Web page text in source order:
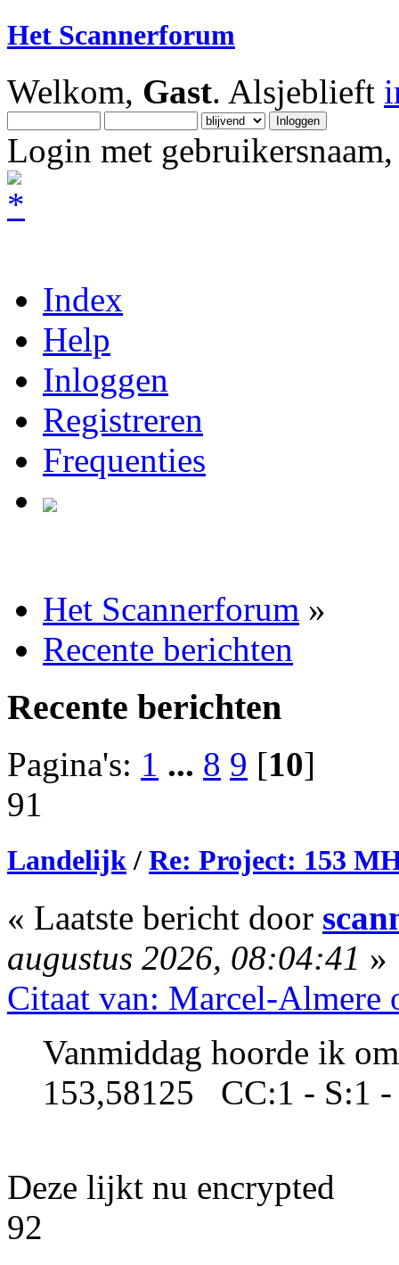
Het Scannerforum
Welkom, Gast. Alsjeblieft
Login met
Index
Help
Inloggen
Registreren
Frequenties
Het Scannerforum »
Recente berichten
Recente berichten
Pagina's: 1 ... 8 9 [10]
91
Landelijk/ Re: Project: 153
« Laatste bericht door
augustus 2026, 08:04:41 »
Citaat van: Marcel-Almere
Vanmiddag hoorde ik
153,58125 CC:1 - S:1 -
Deze lijkt nu encrypted
92